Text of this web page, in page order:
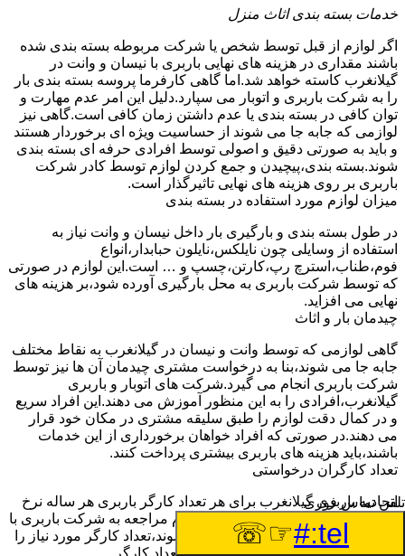
خدمات بسته بندی اثاث منزل
اگر لوازم از قبل توسط شخص یا شرکت مربوطه بسته بندی شده
باشند مقداری در هزینه های نهایی باربری با نیسان و وانت در
گیلانغرب کاسته خواهد شد.اما گاهی کارفرما پروسه بسته بندی بار
را به شرکت باربری و اتوبار می سپارد.دلیل این امر عدم مهارت و
توان کافی در بسته بندی یا عدم داشتن زمان کافی است.گاهی نیز
لوازمی که جابه جا می شوند از حساسیت ویژه ای برخوردار هستند
و باید به صورتی دقیق و اصولی توسط افرادی حرفه ای بسته بندی
شوند.بسته بندی،پیچیدن و جمع کردن لوازم توسط کادر شرکت
باربری بر روی هزینه های نهایی تاثیرگذار است.
میزان لوازم مورد استفاده در بسته بندی
در طول بسته بندی و بارگیری بار داخل نیسان و وانت نیاز به
استفاده از وسایلی چون نایلکس،نایلون حبابدار،انواع
فوم،طناب،استرچ رپ،کارتن،چسپ و … است.این لوازم در صورتی
که توسط شرکت باربری به محل بارگیری آورده شود،بر هزینه های
نهایی می افزاید.
چیدمان بار و اثاث
گاهی لوازمی که توسط وانت و نیسان در گیلانغرب به نقاط مختلف
جابه جا می شوند،بنا به درخواست مشتری چیدمان آن ها نیز توسط
شرکت باربری انجام می گیرد.شرکت های اتوبار و باربری
گیلانغرب،افرادی را به این منظور آموزش می دهند.این افراد سریع
و در کمال دقت لوازم را طبق سلیقه مشتری در مکان خود قرار
می دهند.در صورتی که افراد خواهان برخورداری از این خدمات
باشند،باید هزینه های باربری بیشتری پرداخت کنند.
تعداد کارگران درخواستی
اتحادیه باربری گیلانغرب برای هر تعداد کارگر باربری هر ساله نرخ
ثابتی را اعلام خواهد کرد.مشتری هنگام مراجعه به شرکت باربری با
توجه به تعداد لوازمی که باید جابه جا شوند،تعداد کارگر مورد نیاز را
به شرکت اعلام خواهد کرد.با توجه به تعداد کارگر
تلفن تماس فوری
tel:#
☞☏